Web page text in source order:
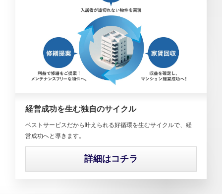
経営成功を生む独自のサイクル
ベストサービスだから叶えられる好循環を生むサイクルで、経
営成功へと導きます。
詳細はコチラ